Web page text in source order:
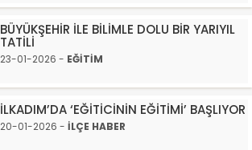
BÜYÜKŞEHİR İLE BİLİMLE DOLU BİR YARIYIL
TATİLİ
23-01-2026 - EĞİTİM
İLKADIM’DA ‘EĞİTİCİNİN EĞİTİMİ’ BAŞLIYOR
20-01-2026 - İLÇE HABER